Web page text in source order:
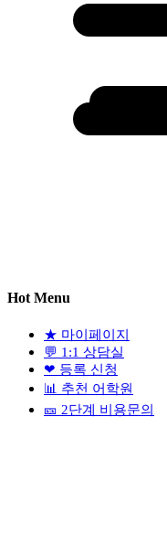
Hot Menu
★ 마이페이지
💬 1:1 상담실
❤ 등록 신청
📊 추천 어학원
🎫 2단계 비용문의